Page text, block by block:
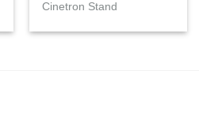
Cinetron Stand